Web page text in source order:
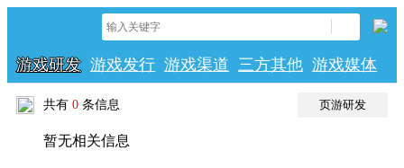
游戏研发 游戏发行 游戏渠道 三方其他 游戏媒体
共有 0 条信息 页游研发
暂无相关信息